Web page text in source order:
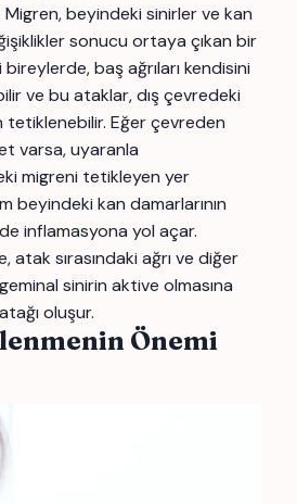
beyindeki sinirler ve kan
sonucu ortaya çıkan bir
baş ağrıları kendisini
ve bu ataklar, dış çevredeki
tetiklenebilir. Eğer çevreden
varsa, uyaranla
migreni tetikleyen yer
beyindeki kan damarlarının
inflamasyona yol açar.
atak sırasındaki ağrı ve diğer
sinirin aktive olmasına
oluşur.
Önemi